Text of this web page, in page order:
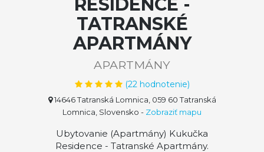
RESIDENCE -
TATRANSKÉ
APARTMÁNY
APARTMÁNY
(22hodnotenie)
14646 Tatranská Lomnica, 059 60 Tatranská
Lomnica, Slovensko - Zobraziť mapu
Ubytovanie (Apartmány) Kukučka
Residence - Tatranské Apartmány.